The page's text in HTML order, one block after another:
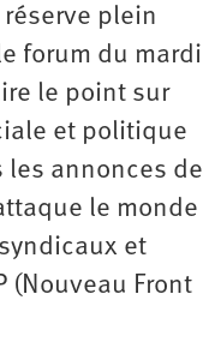
plein
forum du mardi
le point sur
et politique
les annonces de
le monde
et
(Nouveau Front